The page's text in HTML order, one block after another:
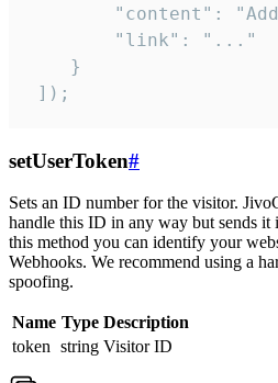
"content":
        "link": "..."
    }
]);
setUserToken#
Sets an ID number for the visitor.
handle this ID in any way but sends it
this method you can identify your
Webhooks. We recommend using a
spoofing.
Name Type Description
token string Visitor ID